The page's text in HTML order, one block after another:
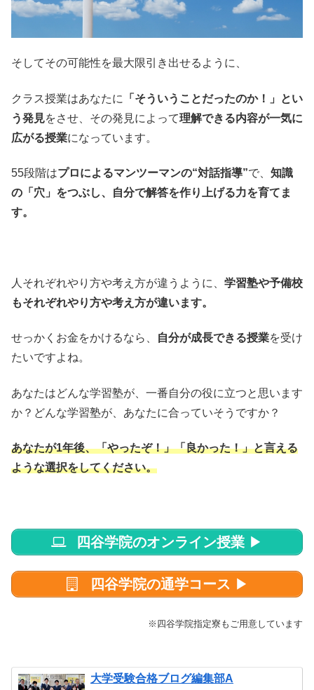
そしてその可能性を最大限引き出せるように、
クラス授業はあなたに
「そういうことだったのか！」とい
う発見をさせ、その発見によって理解できる内容が一気に
広がる授業になっています。
55段階はプロによるマンツーマンの“対話指導”で、 知識
の「穴」をつぶし、自分で解答を作り上げる力を育てま
す。
人それぞれやり方や考え方が違うように、 学習塾や予備校
もそれぞれやり方や考え方が違います。
せっかくお金をかけるなら、 自分が成長できる授業を受け
たいですよね。
あなたはどんな学習塾が、一番自分の役に立つと思います
か？どんな学習塾が、あなたに合っていそうですか？
あなたが1年後、「やったぞ！」「良かった！」と言える
ような選択をしてください。
四谷学院のオンライン授業 ▶
四谷学院の通学コース ▶
※四谷学院指定寮もご用意しています
大学受験合格ブログ編集部A